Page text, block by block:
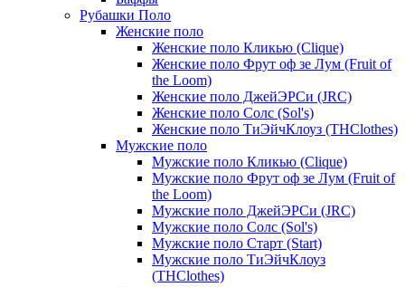
Рубашки Поло
Женские поло
Женские поло Кликью (Clique)
Женские поло Фрут оф зе Лум (Fruit of
the Loom)
Женские поло ДжейЭРСи (JRC)
Женские поло Солс (Sol's)
Женские поло ТиЭйчКлоуз (THClothes)
Мужские поло
Мужские поло Кликью (Clique)
Мужские поло Фрут оф зе Лум (Fruit of
the Loom)
Мужские поло ДжейЭРСи (JRC)
Мужские поло Солс (Sol's)
Мужские поло Старт (Start)
Мужские поло ТиЭйчКлоуз
(THClothes)